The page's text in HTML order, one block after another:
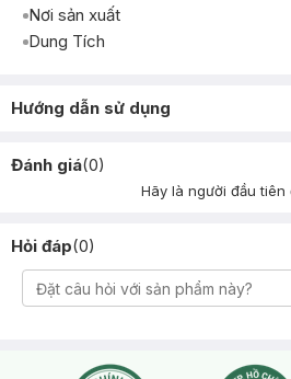
Nơi sản xuất
Dung Tích
Hướng dẫn sử dụng
Đánh giá(0)
Hãy là người đầu tiên
Hỏi đáp(0)